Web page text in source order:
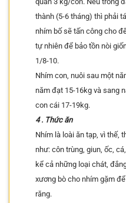
thành (5-6 tháng) thì phải
nhím bố sẽ tấn công cho
tự nhiên để bảo tồn nòi
1/8-10.
Nhím con, nuôi sau một
năm đạt 15-16kg và sang
con cái 17-19kg.
4 . Thức ăn
Nhím là loài ăn tạp, vì thế,
như: côn trùng, giun, ốc,
kể cả những loại chát,
xương bò cho nhím gặm
răng.